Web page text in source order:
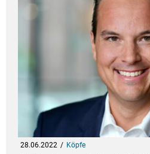
28.06.2022 Köpfe